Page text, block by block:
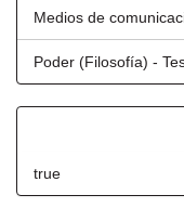
Medios de
Poder (Filosofía) -
true